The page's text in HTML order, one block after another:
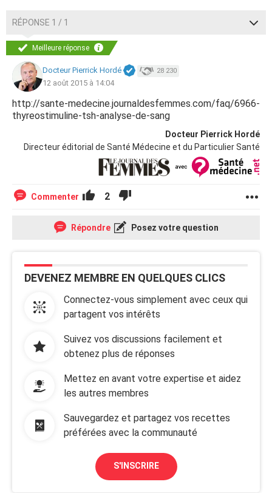
RÉPONSE 1 / 1
Meilleure réponse
Docteur Pierrick Hordé 28 230
12 août 2015 à 14:04
http://sante-medecine.journaldesfemmes.com/faq/6966-
thyreostimuline-tsh-analyse-de-sang
Docteur Pierrick Hordé
Directeur éditorial de Santé Médecine et du Particulier Santé
Commenter 2
Répondre Posez votre question
DEVENEZ MEMBRE EN QUELQUES CLICS
Connectez-vous simplement avec ceux qui
partagent vos intérêts
Suivez vos discussions facilement et
obtenez plus de réponses
Mettez en avant votre expertise et aidez
les autres membres
Sauvegardez et partagez vos recettes
préférées avec la communauté
S'INSCRIRE